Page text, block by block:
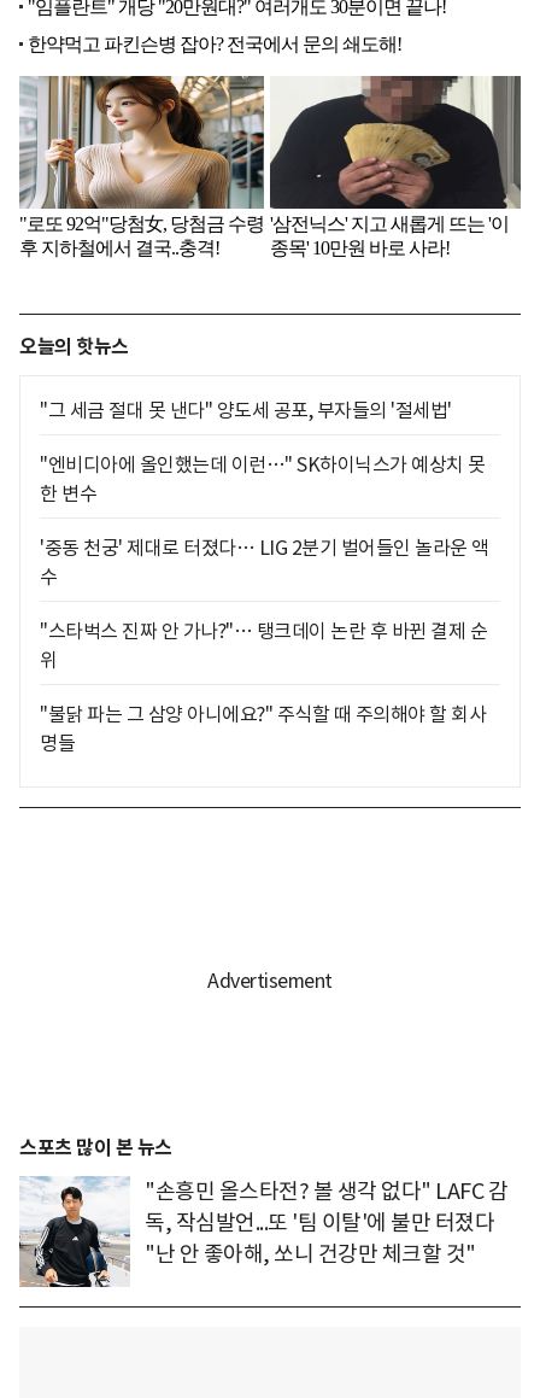
오늘의 핫뉴스
"그 세금 절대 못 낸다" 양도세 공포, 부자들의 '절세법'
"엔비디아에 올인했는데 이런…" SK하이닉스가 예상치 못
한 변수
'중동 천궁' 제대로 터졌다… LIG 2분기 벌어들인 놀라운 액
수
"스타벅스 진짜 안 가나?"… 탱크데이 논란 후 바뀐 결제 순
위
"불닭 파는 그 삼양 아니에요?" 주식할 때 주의해야 할 회사
명들
스포츠 많이 본 뉴스
"손흥민 올스타전? 볼 생각 없다" LAFC 감
독, 작심발언...또 '팀 이탈'에 불만 터졌다
"난 안 좋아해, 쏘니 건강만 체크할 것"